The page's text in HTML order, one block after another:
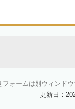
ォームは別ウィンドウ
更新日：